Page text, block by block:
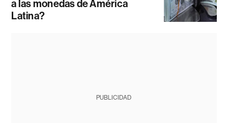
a las monedas de América
Latina?
PUBLICIDAD